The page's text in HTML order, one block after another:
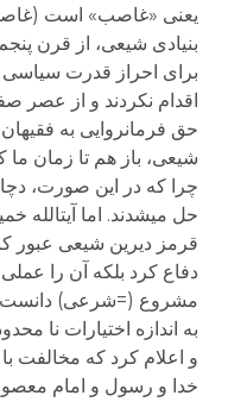
یعنی «غاصب» است
بنیادی شیعی، از قرن
برای احراز قدرت
اقدام نکردند و از عصر
حق فرمانروایی به
شیعی، باز هم تا زمان
چرا که در این صورت،
حل می­شدند. اما آیت­الله
قرمز دیرین شیعی عبور
دفاع کرد بلکه آن را
مشروع (=شرعی) دانست
به اندازه اختیارات نا
و اعلام کرد که مخالفت
خدا و رسول و امام